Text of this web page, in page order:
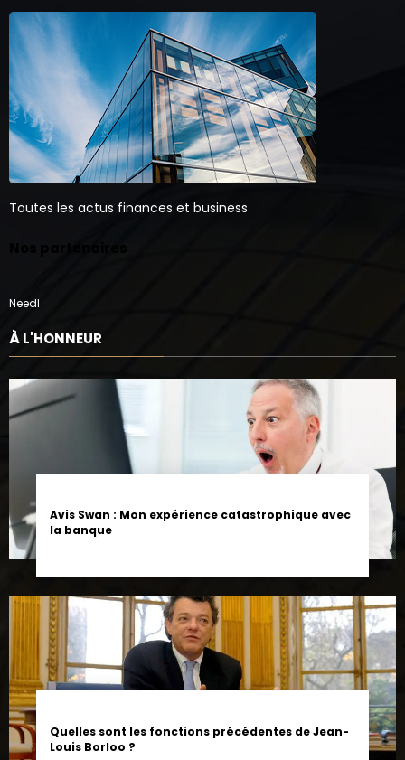
Toutes les actus finances et business
Needl
À L'HONNEUR
Avis Swan : Mon expérience catastrophique avec
la banque
Quelles sont les fonctions précédentes de Jean-
Louis Borloo ?